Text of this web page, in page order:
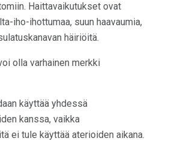
Haittavaikutukset ovat
iho-ihottumaa, suun haavaumia,
häiriöitä.
olla varhainen merkki
käyttää yhdessä
kanssa, vaikka
ei tule käyttää aterioiden aikana.